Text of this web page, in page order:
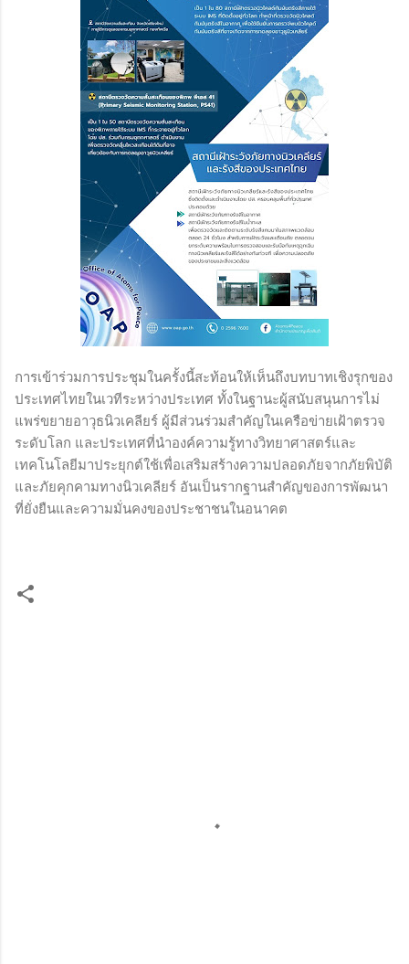
การเข้าร่วมการประชุมในครั้งนี้สะท้อนให้เห็นถึงบทบาทเชิงรุกของ
ประเทศไทยในเวทีระหว่างประเทศ ทั้งในฐานะผู้สนับสนุนการไม่
แพร่ขยายอาวุธนิวเคลียร์ ผู้มีส่วนร่วมสำคัญในเครือข่ายเฝ้าตรวจ
ระดับโลก และประเทศที่นำองค์ความรู้ทางวิทยาศาสตร์และ
เทคโนโลยีมาประยุกต์ใช้เพื่อเสริมสร้างความปลอดภัยจากภัยพิบัติ
และภัยคุกคามทางนิวเคลียร์ อันเป็นรากฐานสำคัญของการพัฒนา
ที่ยั่งยืนและความมั่นคงของประชาชนในอนาคต